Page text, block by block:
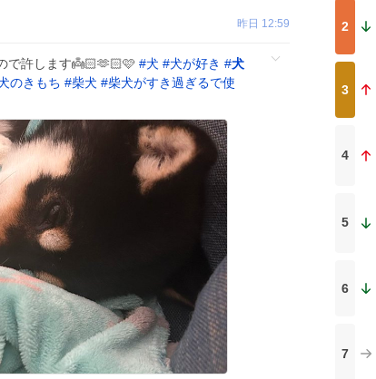
昨日 12:59
で許します👼🏻🫶🏻︎🩷 #犬 #犬が好き #犬
のきもち #柴犬 #柴犬がすき過ぎるで使
2
3
4
5
6
7